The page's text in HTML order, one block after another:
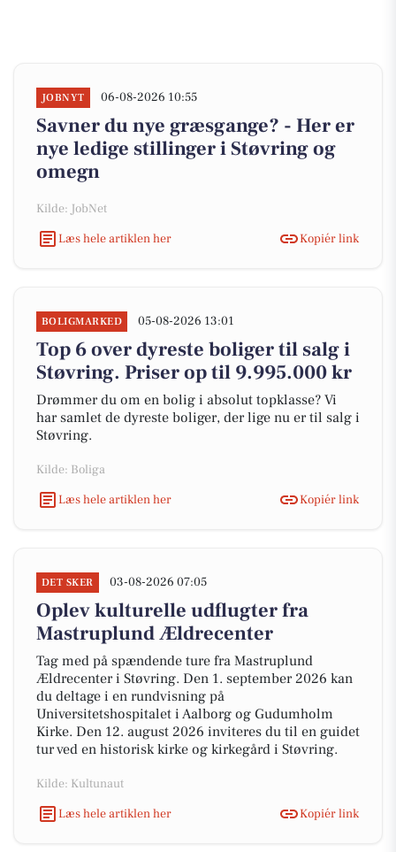
JOBNYT 06-08-2026 10:55
Savner du nye græsgange? - Her er
nye ledige stillinger i Støvring og
omegn
Kilde: JobNet
Læs hele artiklen her
Kopiér link
BOLIGMARKED 05-08-2026 13:01
Top 6 over dyreste boliger til salg i
Støvring. Priser op til 9.995.000 kr
Drømmer du om en bolig i absolut topklasse? Vi
har samlet de dyreste boliger, der lige nu er til salg i
Støvring.
Kilde: Boliga
Læs hele artiklen her
Kopiér link
DET SKER 03-08-2026 07:05
Oplev kulturelle udflugter fra
Mastruplund Ældrecenter
Tag med på spændende ture fra Mastruplund
Ældrecenter i Støvring. Den 1. september 2026 kan
du deltage i en rundvisning på
Universitetshospitalet i Aalborg og Gudumholm
Kirke. Den 12. august 2026 inviteres du til en guidet
tur ved en historisk kirke og kirkegård i Støvring.
Kilde: Kultunaut
Læs hele artiklen her
Kopiér link